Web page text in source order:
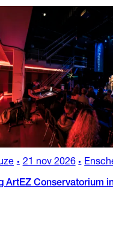
• 21 nov 2026 •
ArtEZ Conservatorium